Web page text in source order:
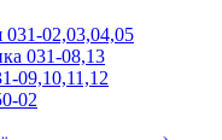
031-02,03,04,05
031-08,13
09,10,11,12
02